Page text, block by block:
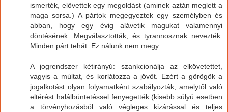
ismerték, elővettek egy megoldást (aminek aztán meglett a
maga sorsa.) A pártok megegyeztek egy személyben és
abban, hogy egy évig alávetik magukat valamennyi
döntésének. Megválasztották, és tyrannosznak nevezték.
Minden párt tehát. Ez nálunk nem megy.
A jogrendszer kétirányú: szankcionálja az elkövetettet,
vagyis a múltat, és korlátozza a jövőt. Ezért a görögök a
jogalkotást olyan folyamatként szabályozták, amelytől való
eltérést halálbüntetéssel fenyegették (kisebb súlyú esetben
a törvényhozásból való végleges kizárással és teljes